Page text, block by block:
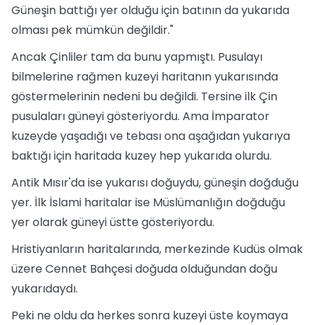
Güneşin battığı yer olduğu için batının da yukarıda
olması pek mümkün değildir."
Ancak Çinliler tam da bunu yapmıştı. Pusulayı
bilmelerine rağmen kuzeyi haritanın yukarısında
göstermelerinin nedeni bu değildi. Tersine ilk Çin
pusulaları güneyi gösteriyordu. Ama İmparator
kuzeyde yaşadığı ve tebası ona aşağıdan yukarıya
baktığı için haritada kuzey hep yukarıda olurdu.
Antik Mısır'da ise yukarısı doğuydu, güneşin doğduğu
yer. İlk İslami haritalar ise Müslümanlığın doğduğu
yer olarak güneyi üstte gösteriyordu.
Hristiyanların haritalarında, merkezinde Kudüs olmak
üzere Cennet Bahçesi doğuda olduğundan doğu
yukarıdaydı.
Peki ne oldu da herkes sonra kuzeyi üste koymaya